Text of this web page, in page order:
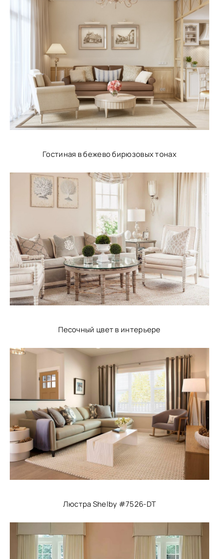
Гостиная в бежево бирюзовых тонах
Песочный цвет в интерьере
Люстра Shelby #7526-DT